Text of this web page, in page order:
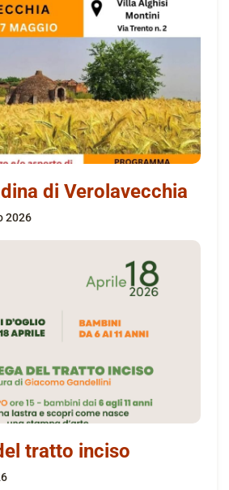
di Verolavecchia
2026
tratto inciso